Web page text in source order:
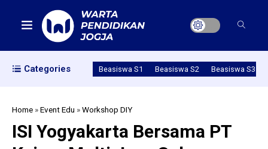
Categories Beasiswa S1 Beasiswa S2 Beasiswa S3
Home »Event Edu »Workshop DIY
ISI Yogyakarta Bersama PT